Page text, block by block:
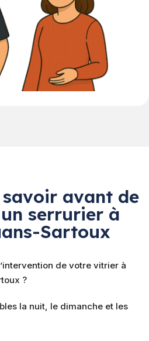
savoir avant de
serrurier à
Sartoux
de votre vitrier à
?
la nuit, le dimanche et les